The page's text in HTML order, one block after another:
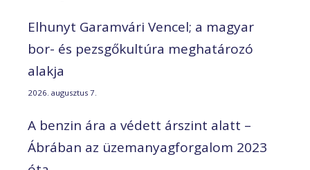
Elhunyt Garamvári Vencel; a magyar
bor- és pezsgőkultúra meghatározó
alakja
2026. augusztus 7.
A benzin ára a védett árszint alatt –
Ábrában az üzemanyagforgalom 2023